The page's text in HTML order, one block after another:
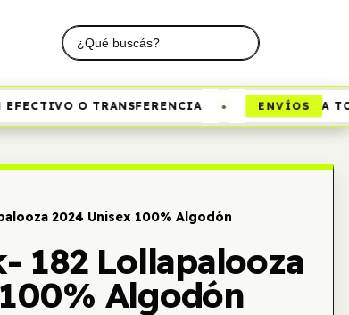
O TRANSFERENCIA ENVÍOS A
2024 Unisex 100% Algodón
182 Lollapalooza
Algodón